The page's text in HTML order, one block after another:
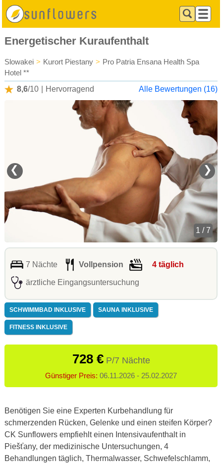
Energetischer Kuraufenthalt
Slowakei > Kurort Piestany > Pro Patria Ensana Health Spa
Hotel **
8,6/10 Hervorragend Alle Bewertungen (16)
❮ ❯
1 / 7
7 Nächte Vollpension 4 täglich
ärztliche Eingangsuntersuchung
SCHWIMMBAD INKLUSIVE SAUNA INKLUSIVE
FITNESS INKLUSIVE
728 €P/7 Nächte
Günstiger Preis: 06.11.2026 - 25.02.2027
Benötigen Sie eine Experten Kurbehandlung für
schmerzenden Rücken, Gelenke und einen steifen Körper?
CK Sunflowers empfiehlt einen Intensivaufenthalt in
Piešťany, der medizinische Untersuchungen, 4
Behandlungen täglich, Thermalwasser, Schwefelschlamm,